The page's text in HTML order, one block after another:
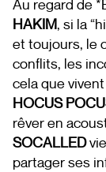
Au regard de
HAKIM, si la
et toujours, le
conflits, les
cela que
HOCUS
rêver en
SOCALLED
partager ses